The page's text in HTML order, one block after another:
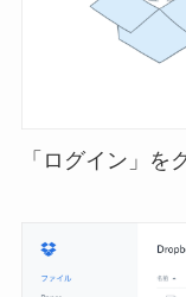
「ログイン」を